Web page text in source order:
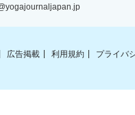
広告掲載 利用規約 プライバ